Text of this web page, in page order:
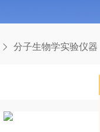
分子生物学实验仪器